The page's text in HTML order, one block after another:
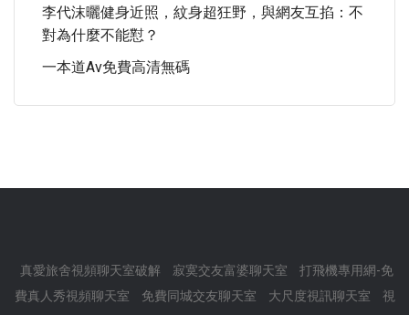
李代沫曬健身近照，紋身超狂野，與網友互掐：不
對為什麼不能懟？
一本道av免費高清無碼
真愛旅舍視頻聊天室破解 寂寞交友富婆聊天室
打飛機專用網-免
費真人秀視頻聊天室
免費同城交友聊天室 大尺度視訊聊天室
視